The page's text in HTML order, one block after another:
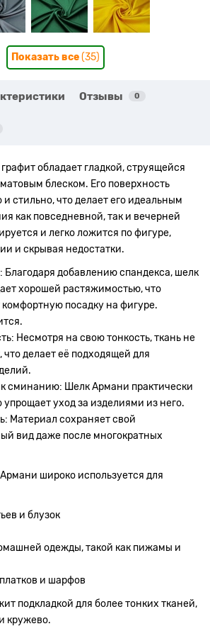
Показать все(35)
Отзывы 0
обладает гладкой, струящейся
блеском. Его поверхность
и стильно, что делает его идеальным
как повседневной, так и вечерней
и легко ложится по фигуре,
и скрывая недостатки.
Благодаря добавлению спандекса, шелк
хорошей растяжимостью, что
посадку на фигуре.
Несмотря на свою тонкость, ткань не
что делает её подходящей для
к сминанию: Шелк Армани практически
упрощает уход за изделиями из него.
Материал сохраняет свой
вид даже после многократных
широко используется для
и блузок
одежды, такой как пижамы и
и шарфов
подкладкой для более тонких тканей,
кружево.